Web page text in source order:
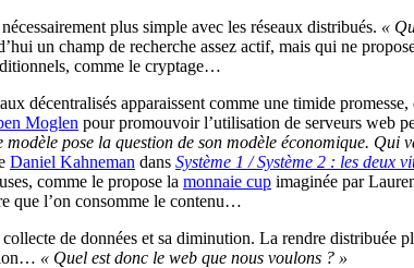
plus simple avec les réseaux distribués. «
un champ de recherche assez actif, mais qui ne
comme le cryptage…
décentralisés apparaissent comme une timide
Moglen pour promouvoir l’utilisation de serveurs web
modèle pose la question de son modèle économique.
Daniel Kahneman dans Système 1 / Système 2 : les deux
comme le propose la monnaie cup imaginée par
que l’on consomme le contenu…
collecte de données et sa diminution. La rendre
« Quel est donc le web que nous voulons ? »